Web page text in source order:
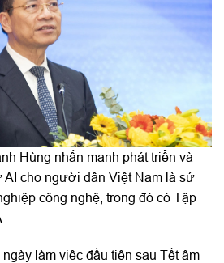
Hùng nhấn mạnh phát triển và
AI cho người dân Việt Nam là sứ
công nghệ, trong đó có Tập
làm việc đầu tiên sau Tết âm